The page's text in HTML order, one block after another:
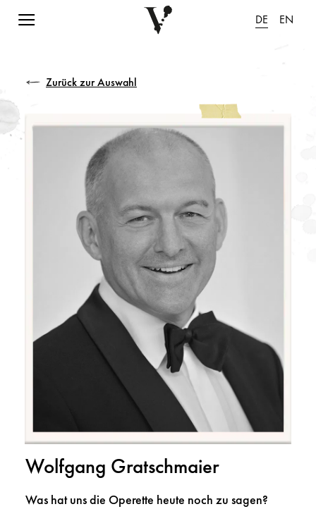
Navigation einblenden DE EN
Zurück zur Auswahl
Wolfgang Gratschmaier
Was hat uns die Operette heute noch zu sagen?